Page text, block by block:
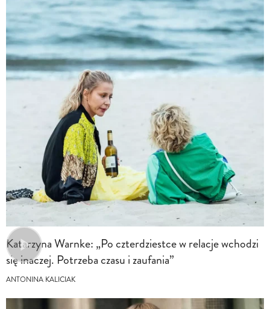
Katarzyna Warnke: „Po czterdziestce w relacje wchodzi
się inaczej. Potrzeba czasu i zaufania”
ANTONINA KALICIAK